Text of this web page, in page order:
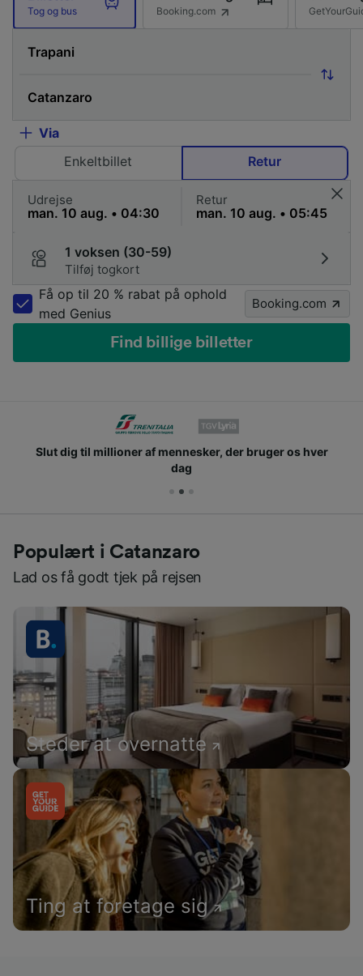
Tog og bus Booking.com
Via
Enkeltbillet
Retur
Udrejse Retur
1 voksen (30-59)
Tilføj togkort
Få op til 20 % rabat på ophold
med Genius
Booking.com
Find billige billetter
Slut dig til millioner af mennesker, der bruger os hver
dag
Populært i Catanzaro
Lad os få godt tjek på rejsen
Steder at overnatte
Ting at foretage sig